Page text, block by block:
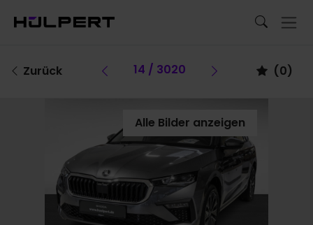
Zurück Vorheriges Fahrzeug
14 / 3020 Vorheriges
(0)
Alle Bilder anzeigen